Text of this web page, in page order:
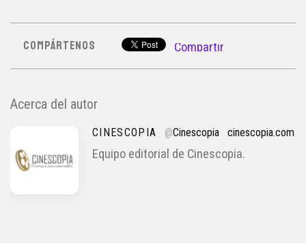
COMPÁRTENOS Compartir
Acerca del autor
CINESCOPIA @Cinescopia cinescopia.com
Equipo editorial de Cinescopia.